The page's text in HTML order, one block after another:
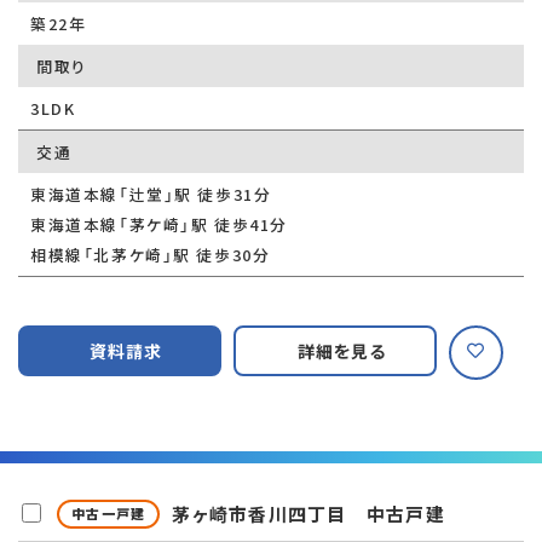
築22年
間取り
3LDK
交通
東海道本線「辻堂」駅 徒歩31分
東海道本線「茅ケ崎」駅 徒歩41分
相模線「北茅ケ崎」駅 徒歩30分
資料請求 詳細を見る
中古一戸建 茅ヶ崎市香川四丁目 中古戸建